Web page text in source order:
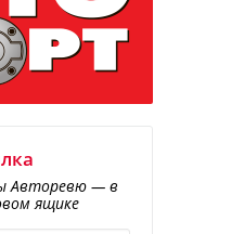
Авторевю — в
ящике